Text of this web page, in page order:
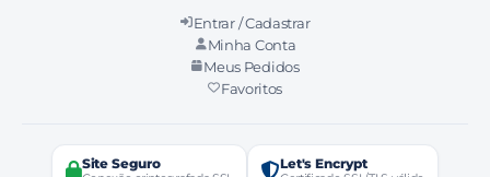
Entrar / Cadastrar
Minha Conta
Meus Pedidos
Favoritos
Site Seguro Let's Encrypt